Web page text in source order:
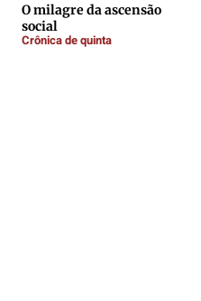
Termos de Uso
Termos de Uso
Termos de Uso
Termos de Uso
O milagre da ascensão
social
Crônica de quinta